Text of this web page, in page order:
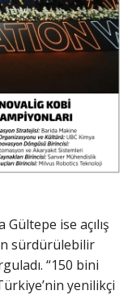
ise açılış
sürdürülebilir
“150 bini
yenilikçi